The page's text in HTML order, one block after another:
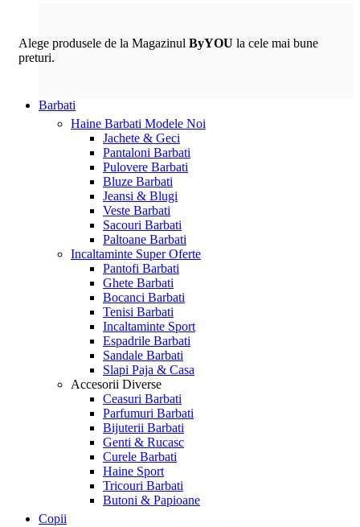
Alege produsele de la Magazinul ByYOU la cele mai bune
preturi.
Barbati
Haine Barbati Modele Noi
Jachete & Geci
Pantaloni Barbati
Pulovere Barbati
Bluze Barbati
Jeansi & Blugi
Veste Barbati
Sacouri Barbati
Paltoane Barbati
Incaltaminte Super Oferte
Pantofi Barbati
Ghete Barbati
Bocanci Barbati
Tenisi Barbati
Incaltaminte Sport
Espadrile Barbati
Sandale Barbati
Slapi Paja & Casa
Accesorii Diverse
Ceasuri Barbati
Parfumuri Barbati
Bijuterii Barbati
Genti & Rucasc
Curele Barbati
Haine Sport
Tricouri Barbati
Butoni & Papioane
Copii